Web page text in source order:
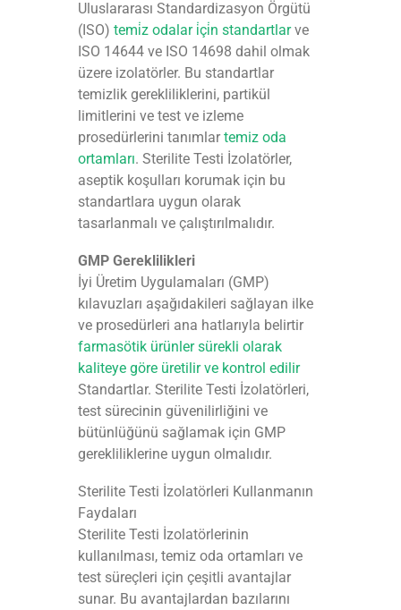
Uluslararası Standardizasyon Örgütü
(ISO)temi̇z odalar i̇çi̇n standartlarve
ISO 14644 ve ISO 14698 dahil olmak
üzere izolatörler. Bu standartlar
temizlik gerekliliklerini, partikül
limitlerini ve test ve izleme
prosedürlerini tanımlartemiz oda
ortamları. Sterilite Testi İzolatörler,
aseptik koşulları korumak için bu
standartlara uygun olarak
tasarlanmalı ve çalıştırılmalıdır.
GMP Gereklilikleri
İyi Üretim Uygulamaları (GMP)
kılavuzları aşağıdakileri sağlayan ilke
ve prosedürleri ana hatlarıyla belirtir
farmasötik ürünler sürekli olarak
kaliteye göre üretilir ve kontrol edilir
Standartlar. Sterilite Testi İzolatörleri,
test sürecinin güvenilirliğini ve
bütünlüğünü sağlamak için GMP
gerekliliklerine uygun olmalıdır.
Sterilite Testi İzolatörleri Kullanmanın
Faydaları
Sterilite Testi İzolatörlerinin
kullanılması, temiz oda ortamları ve
test süreçleri için çeşitli avantajlar
sunar. Bu avantajlardan bazılarını